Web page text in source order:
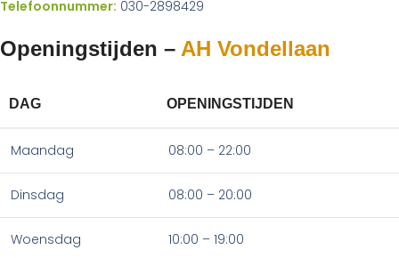
Telefoonnummer: 030-2898429
Openingstijden – AH Vondellaan
DAG OPENINGSTIJDEN
Maandag 08:00 – 22:00
Dinsdag 08:00 – 20:00
Woensdag 10:00 – 19:00